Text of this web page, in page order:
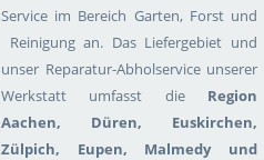
Service im Bereich Garten, Forst und
Reinigung an. Das Liefergebiet und
unser Reparatur-Abholservice unserer
Werkstatt umfasst dieRegion
Aachen, Düren, Euskirchen,
Zülpich, Eupen, Malmedy und